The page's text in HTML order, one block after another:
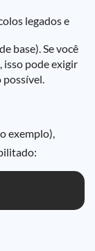
legados e
base). Se você
pode exigir
possível.
exemplo),